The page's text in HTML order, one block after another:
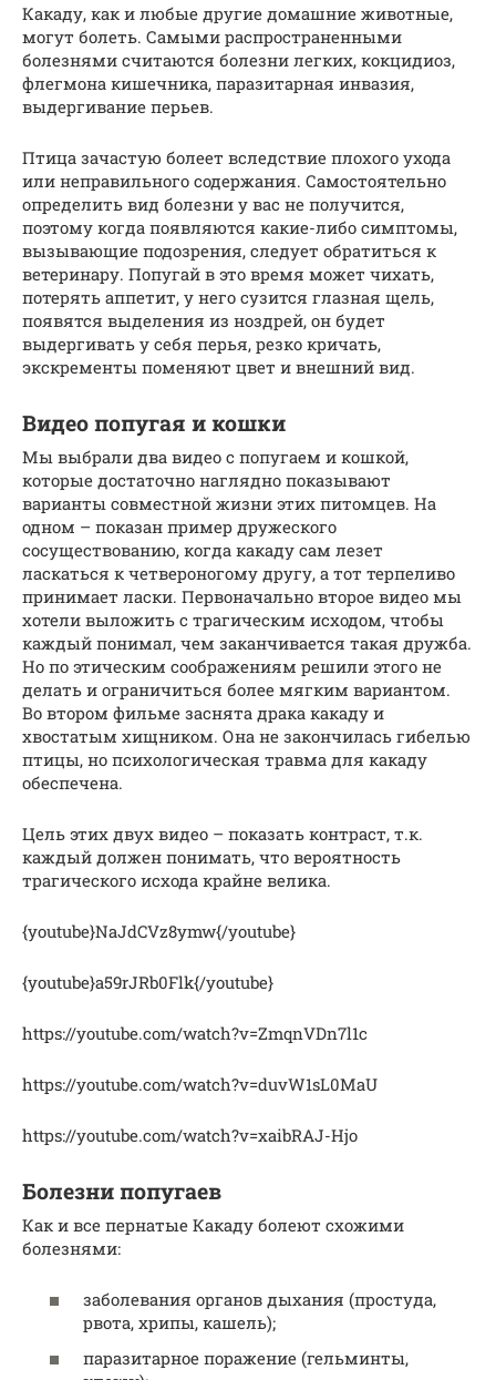
Какаду, как и любые другие домашние животные,
могут болеть. Самыми распространенными
болезнями считаются болезни легких, кокцидиоз,
флегмона кишечника, паразитарная инвазия,
выдергивание перьев.
Птица зачастую болеет вследствие плохого ухода
или неправильного содержания. Самостоятельно
определить вид болезни у вас не получится,
поэтому когда появляются какие-либо симптомы,
вызывающие подозрения, следует обратиться к
ветеринару. Попугай в это время может чихать,
потерять аппетит, у него сузится глазная щель,
появятся выделения из ноздрей, он будет
выдергивать у себя перья, резко кричать,
экскременты поменяют цвет и внешний вид.
Видео попугая и кошки
Мы выбрали два видео с попугаем и кошкой,
которые достаточно наглядно показывают
варианты совместной жизни этих питомцев. На
одном – показан пример дружеского
сосуществованию, когда какаду сам лезет
ласкаться к четвероногому другу, а тот терпеливо
принимает ласки. Первоначально второе видео мы
хотели выложить с трагическим исходом, чтобы
каждый понимал, чем заканчивается такая дружба.
Но по этическим соображениям решили этого не
делать и ограничиться более мягким вариантом.
Во втором фильме заснята драка какаду и
хвостатым хищником. Она не закончилась гибелью
птицы, но психологическая травма для какаду
обеспечена.
Цель этих двух видео – показать контраст, т.к.
каждый должен понимать, что вероятность
трагического исхода крайне велика.
{youtube}NaJdCVz8ymw{/youtube}
{youtube}a59rJRb0Flk{/youtube}
https://youtube.com/watch?v=ZmqnVDn7l1c
https://youtube.com/watch?v=duvW1sL0MaU
https://youtube.com/watch?v=xaibRAJ-Hjo
Болезни попугаев
Как и все пернатые Какаду болеют схожими
болезнями:
заболевания органов дыхания (простуда,
рвота, хрипы, кашель);
паразитарное поражение (гельминты,